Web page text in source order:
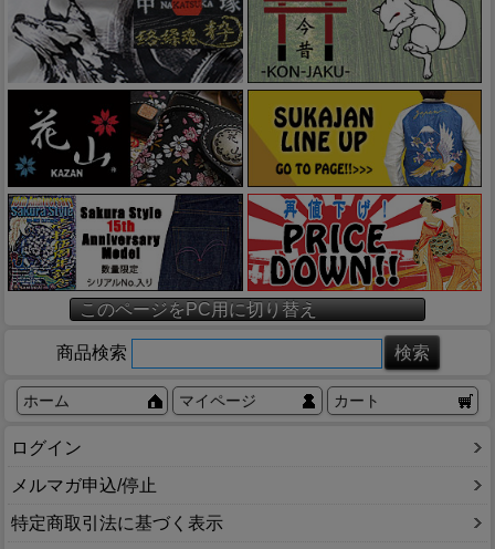
このページをPC用に切り替え
商品検索
ホーム マイページ カート
ログイン
メルマガ申込/停止
特定商取引法に基づく表示